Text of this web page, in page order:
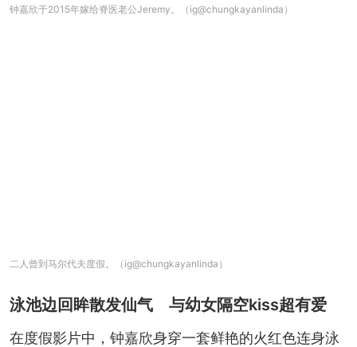
钟嘉欣于2015年嫁给脊医老公Jeremy。（ig@chungkayanlinda）
二人曾到马尔代夫度假。（ig@chungkayanlinda）
泳池边回眸散发仙气 与幼女隔空kiss超有爱
在度假影片中，钟嘉欣身穿一套鲜艳的火红色连身泳